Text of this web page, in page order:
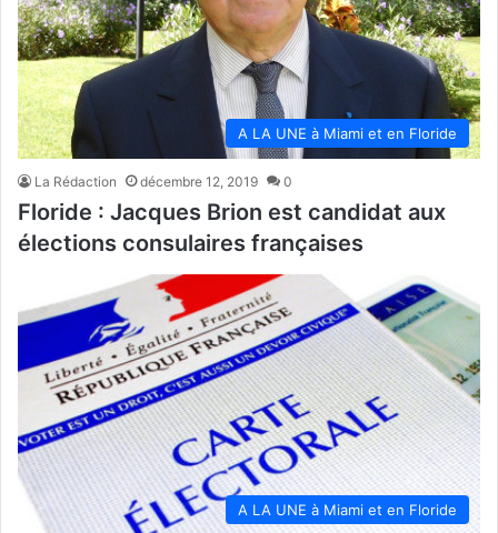
A LA UNE à Miami et en Floride
La Rédaction décembre 12, 2019 0
Floride : Jacques Brion est candidat aux
élections consulaires françaises
A LA UNE à Miami et en Floride